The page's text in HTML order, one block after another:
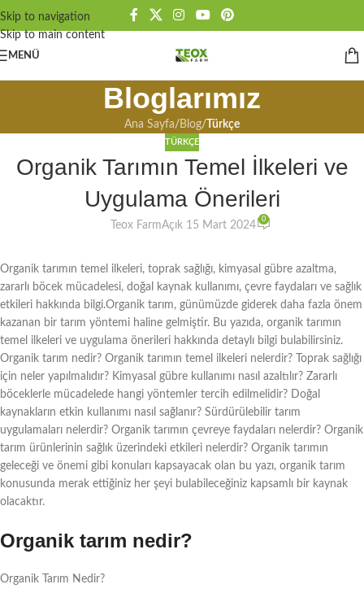
Skip to navigation
Skip to main content
MENÜ
Bloglarımız
Ana Sayfa/ Blog/ Türkçe
TÜRKÇE
Organik Tarımın Temel İlkeleri ve
Uygulama Önerileri
Teox FarmAçık 15 Mart 2024
0
Organik tarımın temel ilkeleri, toprak sağlığı, kimyasal gübre azaltma,
zararlı böcek mücadelesi, doğal kaynak kullanımı, çevre faydaları ve sağlık
etkileri hakkında bilgi.Organik tarım, günümüzde giderek daha fazla önem
kazanan bir tarım yöntemi haline gelmiştir. Bu yazıda, organik tarımın
temel ilkeleri ve uygulama önerileri hakkında detaylı bilgi bulabilirsiniz.
Organik tarım nedir? Organik tarımın temel ilkeleri nelerdir? Toprak sağlığı
için neler yapılmalıdır? Kimyasal gübre kullanımı nasıl azaltılır? Zararlı
böceklerle mücadelede hangi yöntemler tercih edilmelidir? Doğal
kaynakların etkin kullanımı nasıl sağlanır? Sürdürülebilir tarım
uygulamaları nelerdir? Organik tarımın çevreye faydaları nelerdir? Organik
tarım ürünlerinin sağlık üzerindeki etkileri nelerdir? Organik tarımın
geleceği ve önemi gibi konuları kapsayacak olan bu yazı, organik tarım
konusunda merak ettiğiniz her şeyi bulabileceğiniz kapsamlı bir kaynak
olacaktır.
Organik tarım nedir?
Organik Tarım Nedir?